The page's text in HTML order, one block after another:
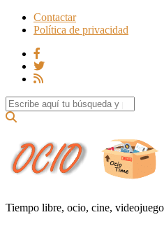
Contactar
Política de privacidad
Search for:
Tiempo libre, ocio, cine,